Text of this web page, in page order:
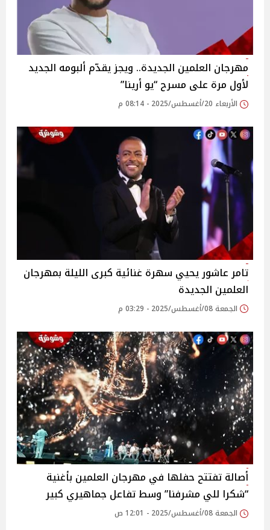
مهرجان العلمين الجديدة.. ويجز يقدّم ألبومه الجديد
لأول مرة على مسرح “يو أرينا”‎
الأربعاء 20/أغسطس/2025 - 08:14 م
تامر عاشور يحيي سهرة غنائية كبرى الليلة بمهرجان
العلمين الجديدة‎
الجمعة 08/أغسطس/2025 - 03:29 م
أصالة تفتتح حفلها في مهرجان العلمين بأغنية
“شكرا للي مشرفنا” وسط تفاعل جماهيري كبير‎
الجمعة 08/أغسطس/2025 - 12:01 ص